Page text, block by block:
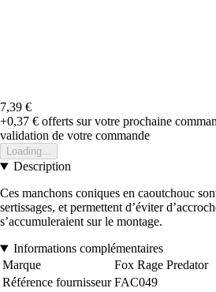
7,39 €
+0,37 € offerts sur votre prochaine
validation de votre commande
Loading...
Description
Ces manchons coniques en caoutchouc
sertissages, et permettent d’éviter
s’accumuleraient sur le montage.
Informations complémentaires
Marque
Fox Rage Predator
Référence fournisseur FAC049